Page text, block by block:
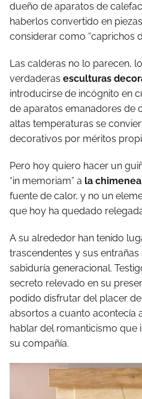
dueño de aparatos de
haberlos convertido en
considerar como “caprichos
Las calderas no lo parecen,
verdaderas esculturas
introducirse de incógnito en
de aparatos emanadores de
altas temperaturas se
decorativos por méritos
Pero hoy quiero hacer un
“in memoriam” a la chimenea
fuente de calor, y no un
que hoy ha quedado
A su alrededor han tenido
trascendentes y sus
sabiduría generacional.
secreto relevado en su
podido disfrutar del placer
absortos a cuanto acontecía
hablar del romanticismo que
su compañía.